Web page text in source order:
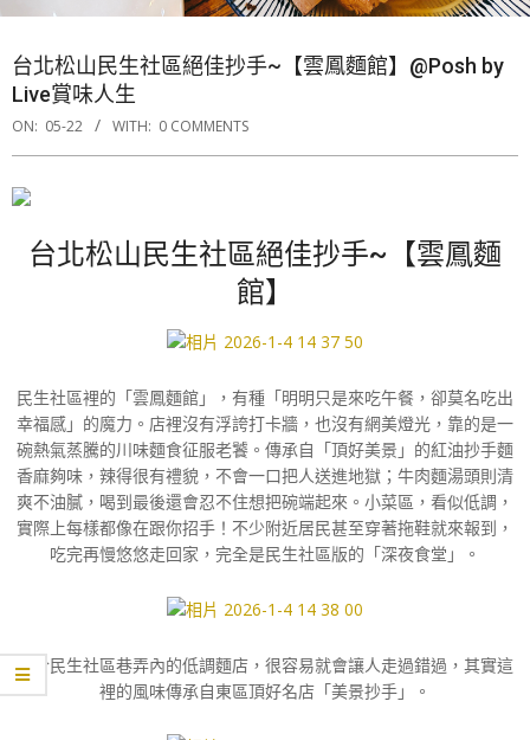
台北松山民生社區絕佳抄手~【雲鳳麵館】@Posh by
Live賞味人生
ON: 05-22 WITH: 0 COMMENTS
台北松山民生社區絕佳抄手~【雲鳳麵
館】
民生社區裡的「雲鳳麵館」，有種「明明只是來吃午餐，卻莫名吃出
幸福感」的魔力。店裡沒有浮誇打卡牆，也沒有網美燈光，靠的是一
碗熱氣蒸騰的川味麵食征服老饕。傳承自「頂好美景」的紅油抄手麵
香麻夠味，辣得很有禮貌，不會一口把人送進地獄；牛肉麵湯頭則清
爽不油膩，喝到最後還會忍不住想把碗端起來。小菜區，看似低調，
實際上每樣都像在跟你招手！不少附近居民甚至穿著拖鞋就來報到，
吃完再慢悠悠走回家，完全是民生社區版的「深夜食堂」。
位於民生社區巷弄內的低調麵店，很容易就會讓人走過錯過，其實這
裡的風味傳承自東區頂好名店「美景抄手」。